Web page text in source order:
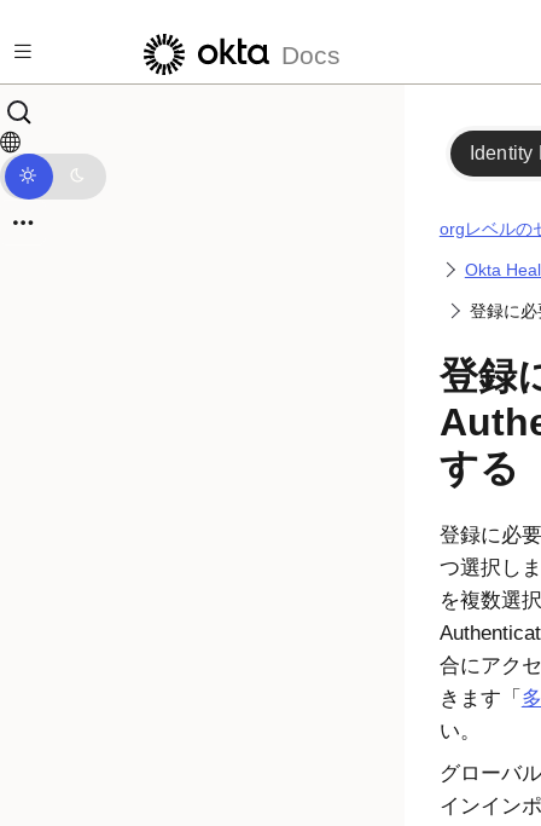
Docs
Identity
orgレベルの
Okta
登録に
登録
する
登録に必
つ選択し
を複数選
合にアク
きます「
い。
グローバ
インイン